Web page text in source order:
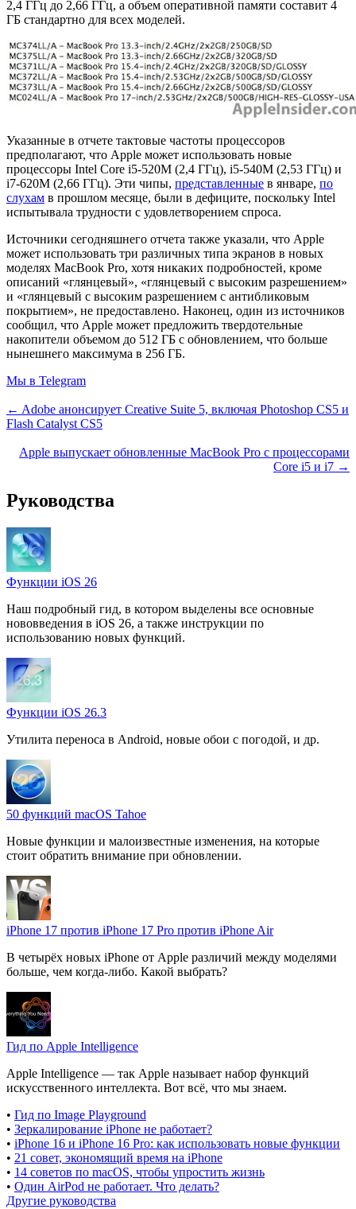
2,4 ГГц до 2,66 ГГц, а объем оперативной памяти составит 4
ГБ стандартно для всех моделей.
Указанные в отчете тактовые частоты процессоров
предполагают, что Apple может использовать новые
процессоры Intel Core i5-520M (2,4 ГГц), i5-540M (2,53 ГГц) и
i7-620M (2,66 ГГц). Эти чипы, представленные в январе, по
слухам в прошлом месяце, были в дефиците, поскольку Intel
испытывала трудности с удовлетворением спроса.
Источники сегодняшнего отчета также указали, что Apple
может использовать три различных типа экранов в новых
моделях MacBook Pro, хотя никаких подробностей, кроме
описаний «глянцевый», «глянцевый с высоким разрешением»
и «глянцевый с высоким разрешением с антибликовым
покрытием», не предоставлено. Наконец, один из источников
сообщил, что Apple может предложить твердотельные
накопители объемом до 512 ГБ с обновлением, что больше
нынешнего максимума в 256 ГБ.
Мы в Telegram
← Adobe анонсирует Creative Suite 5, включая Photoshop CS5 и
Flash Catalyst CS5
Apple выпускает обновленные MacBook Pro с процессорами
Core i5 и i7 →
Руководства
Функции iOS 26
Наш подробный гид, в котором выделены все основные
нововведения в iOS 26, а также инструкции по
использованию новых функций.
Функции iOS 26.3
Утилита переноса в Android, новые обои с погодой, и др.
50 функций macOS Tahoe
Новые функции и малоизвестные изменения, на которые
стоит обратить внимание при обновлении.
iPhone 17 против iPhone 17 Pro против iPhone Air
В четырёх новых iPhone от Apple различий между моделями
больше, чем когда-либо. Какой выбрать?
Гид по Apple Intelligence
Apple Intelligence — так Apple называет набор функций
искусственного интеллекта. Вот всё, что мы знаем.
• Гид по Image Playground
• Зеркалирование iPhone не работает?
• iPhone 16 и iPhone 16 Pro: как использовать новые функции
• 21 совет, экономящий время на iPhone
• 14 советов по macOS, чтобы упростить жизнь
• Один AirPod не работает. Что делать?
Другие руководства